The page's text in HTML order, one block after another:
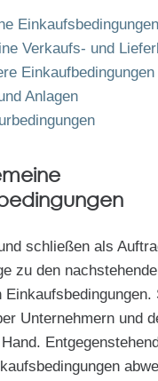
Einkaufsbedingungen
Verkaufs- und
Anlagen
schließen als
zu den
Einkaufsbedingungen.
Unternehmern und